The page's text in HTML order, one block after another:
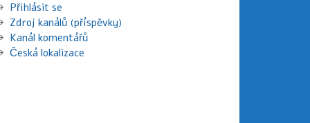
Přihlásit se
Zdroj kanálů (příspěvky)
Kanál komentářů
Česká lokalizace